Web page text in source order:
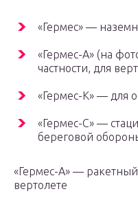
«Гермес» —
«Гермес-А» (на
частности, для
«Гермес-К» — для
«Гермес-С» —
береговой
«Гермес-А» —
вертолете